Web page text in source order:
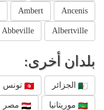
Ancenis
Ambert
Albertville
Abbeville
بلدان أخرى:
الجزائر تونس
موريتانيا مصر